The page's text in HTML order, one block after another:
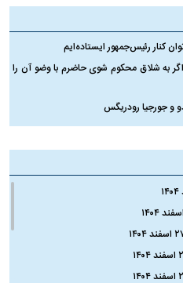
کنار رئیس‌جمهور ایستاده‌ایم
به شلاق محکوم شوی حاضرم با وضو آن را
و جورجیا رودریگس